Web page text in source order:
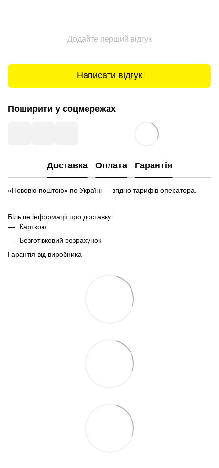
Додайте перший відгук
Написати відгук
Поширити у соцмережах
Доставка Оплата Гарантія
«Нововю поштою» по Україні — згідно тарифів оператора.
Більше інформації про доставку
Карткою
Безготівковий розрахунок
Гарантія від виробника